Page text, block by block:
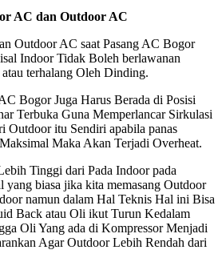
AC dan Outdoor AC
Outdoor AC saat Pasang AC Bogor
Indoor Tidak Boleh berlawanan
terhalang Oleh Dinding.
Bogor Juga Harus Berada di Posisi
Terbuka Guna Memperlancar Sirkulasi
Outdoor itu Sendiri apabila panas
Maka Akan Terjadi Overheat.
Tinggi dari Pada Indoor pada
yang biasa jika kita memasang Outdoor
namun dalam Hal Teknis Hal ini Bisa
Back atau Oli ikut Turun Kedalam
Oli Yang ada di Kompressor Menjadi
Agar Outdoor Lebih Rendah dari